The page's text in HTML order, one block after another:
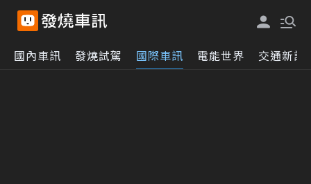
國內車訊 發燒試駕 國際車訊 電能世界 交通新訊